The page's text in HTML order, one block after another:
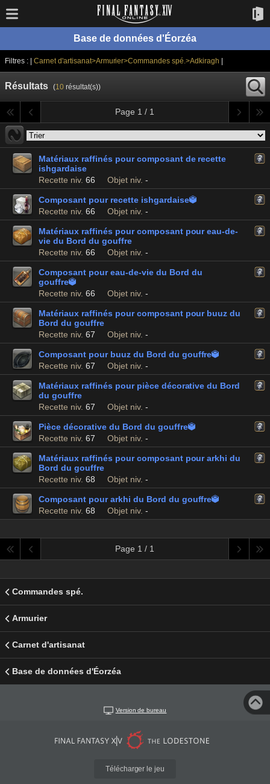
Base de données d'Éorzéa
Filtres : | Carnet d'artisanat>Armurier>Commandes spé.>Adkiragh
Résultats (10résultat(s))
Page 1 / 1
Matériaux raffinés pour composant de recette
ishgardaise
Recette niv. 66 Objet niv. -
Composant pour recette ishgardaise
Recette niv. 66 Objet niv. -
Matériaux raffinés pour composant pour eau-de-
vie du Bord du gouffre
Recette niv. 66 Objet niv. -
Composant pour eau-de-vie du Bord du
gouffre
Recette niv. 66 Objet niv. -
Matériaux raffinés pour composant pour buuz du
Bord du gouffre
Recette niv. 67 Objet niv. -
Composant pour buuz du Bord du gouffre
Recette niv. 67 Objet niv. -
Matériaux raffinés pour pièce décorative du Bord
du gouffre
Recette niv. 67 Objet niv. -
Pièce décorative du Bord du gouffre
Recette niv. 67 Objet niv. -
Matériaux raffinés pour composant pour arkhi du
Bord du gouffre
Recette niv. 68 Objet niv. -
Composant pour arkhi du Bord du gouffre
Recette niv. 68 Objet niv. -
Page 1 / 1
Commandes spé.
Armurier
Carnet d'artisanat
Base de données d'Éorzéa
Version de bureau
Télécharger le jeu